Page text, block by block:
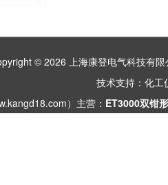
© 2026 上海康登电气科技有
技术支持： 化工
）主营： ET3000双钳